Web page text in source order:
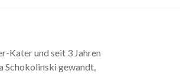
Kater und seit 3 Jahren
Schokolinski gewandt,